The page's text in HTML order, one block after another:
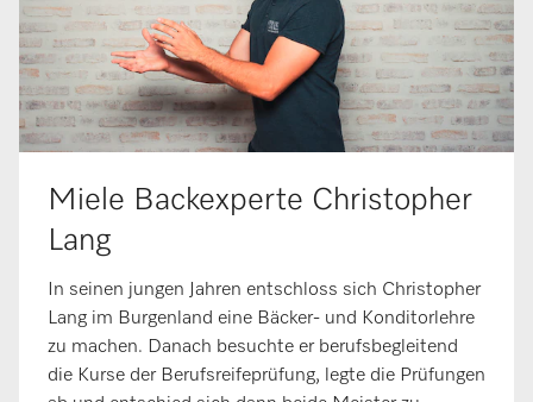
Miele Backexperte Christopher
Lang
In seinen jungen Jahren entschloss sich Christopher
Lang im Burgenland eine Bäcker- und Konditorlehre
zu machen. Danach besuchte er berufsbegleitend
die Kurse der Berufsreifeprüfung, legte die Prüfungen